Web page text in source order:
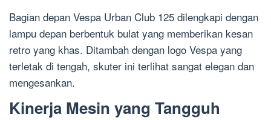
Bagian depan Vespa Urban Club 125 dilengkapi dengan
lampu depan berbentuk bulat yang memberikan kesan
retro yang khas. Ditambah dengan logo Vespa yang
terletak di tengah, skuter ini terlihat sangat elegan dan
mengesankan.
Kinerja Mesin yang Tangguh